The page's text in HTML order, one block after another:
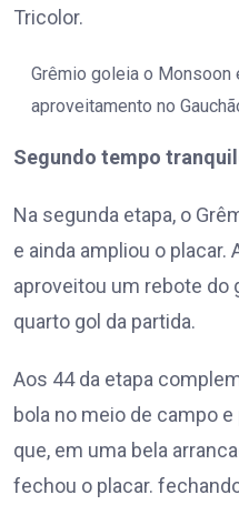
Tricolor.
Grêmio goleia o Monsoon
aproveitamento no
Segundo tempo
Na segunda etapa, o
e ainda ampliou o
aproveitou um rebote do
quarto gol da partida.
Aos 44 da etapa
bola no meio de campo
que, em uma bela
fechou o placar.